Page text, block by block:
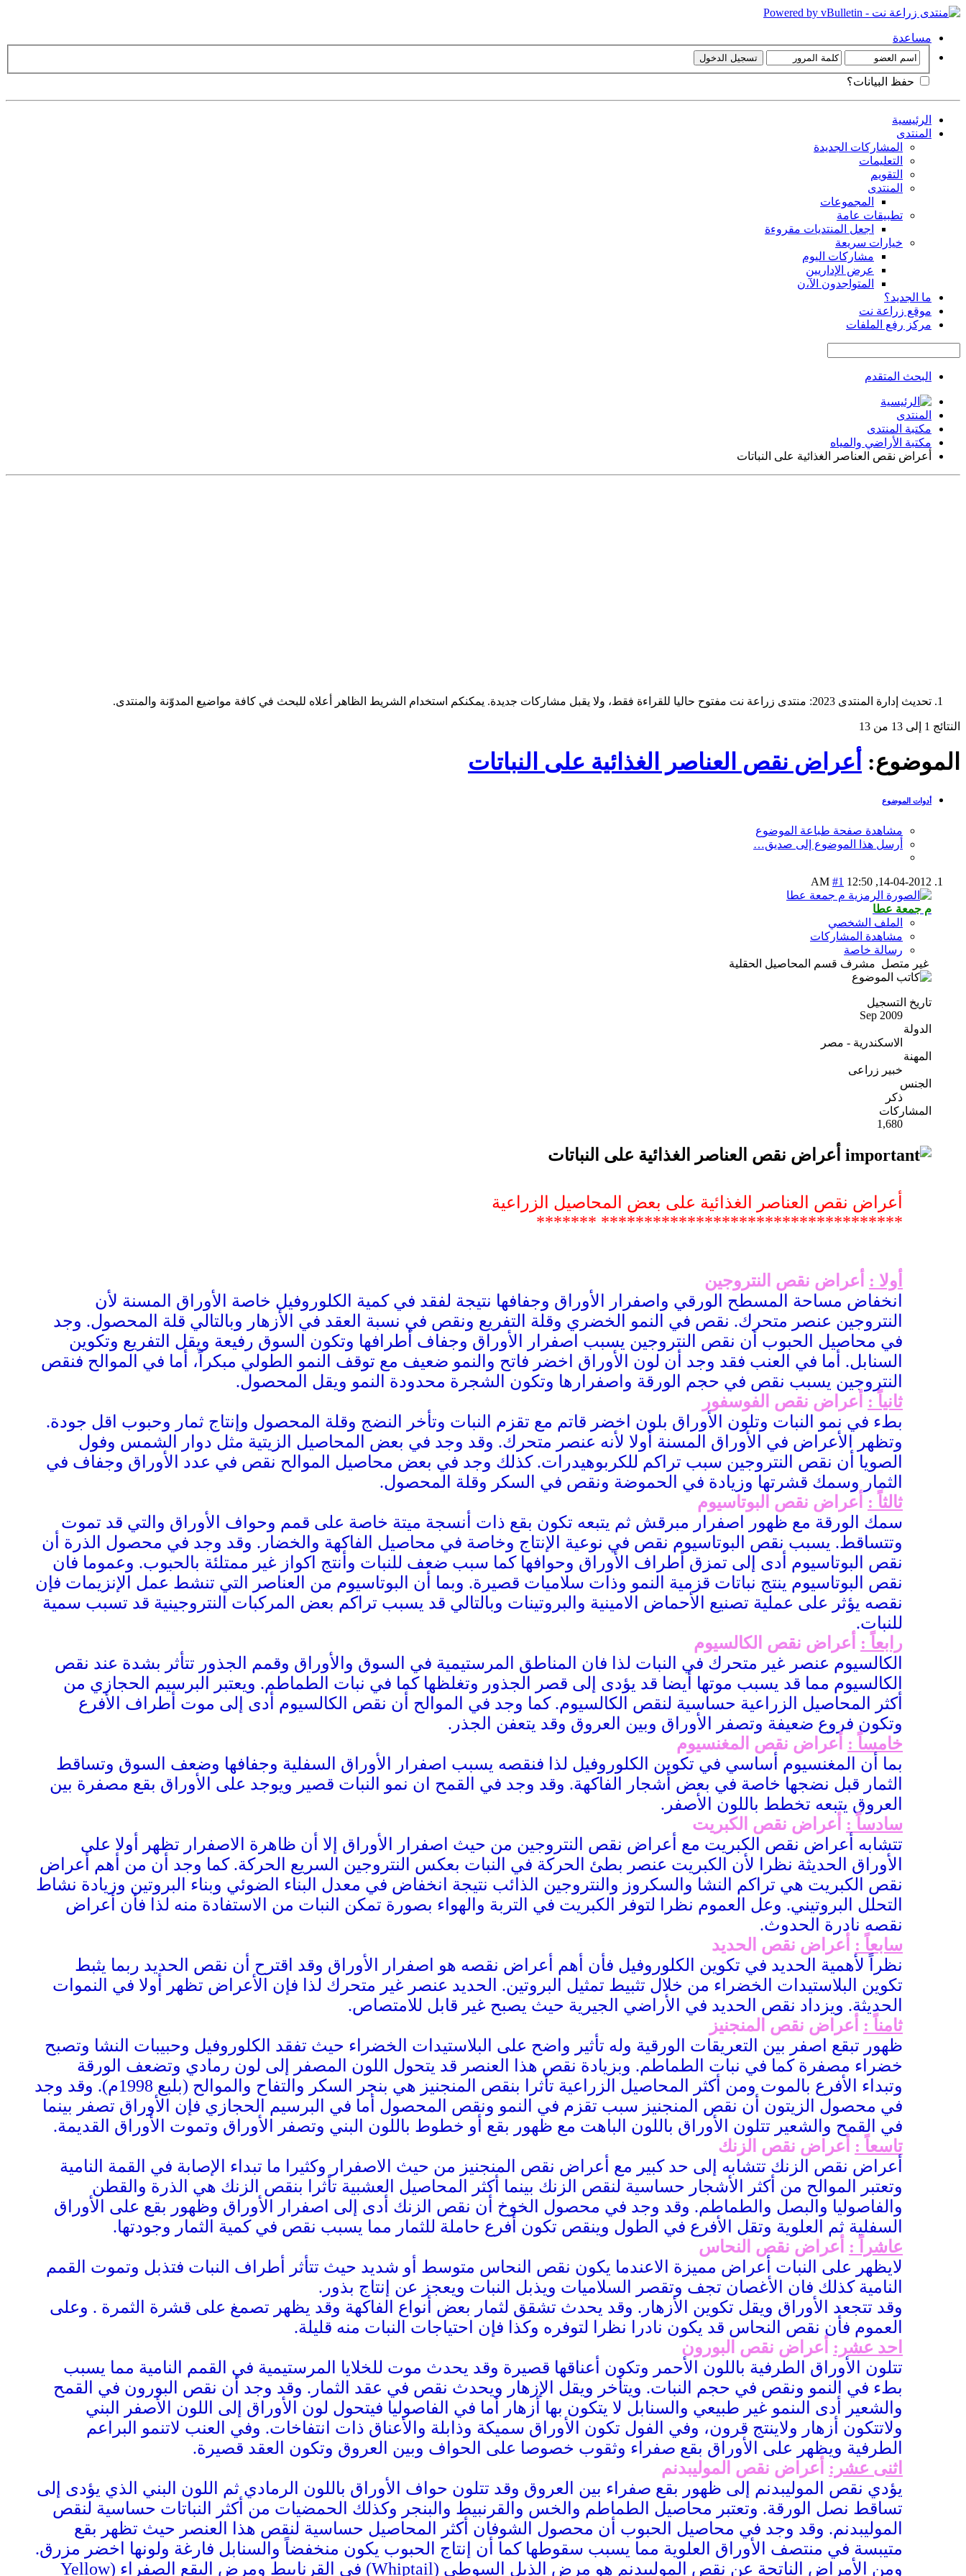
مساعدة
حفظ البيانات؟
الرئيسية
المنتدى
المشاركات الجديدة
التعليمات
التقويم
المنتدى
المجموعات
تطبيقات عامة
اجعل المنتديات مقروءة
خيارات سريعة
مشاركات اليوم
عرض الإداريين
المتواجدون الآ،ن
ما الجديد؟
موقع زراعة نت
مركز رفع الملفات
البحث المتقدم
المنتدى
مكتبة المنتدى
مكتبة الأراضي والمياه
أعراض نقص العناصر الغذائية على النباتات
تحديث إدارة المنتدى 2023: منتدى زراعة نت مفتوح حاليا للقراءة فقط، ولا يقبل مشاركات جديدة. يمكنكم استخدام الشريط الظاهر أعلاه للبحث في كافة مواضيع المدوّنة والمنتدى.
النتائج 1 إلى 13 من 13
الموضوع: أعراض نقص العناصر الغذائية على النباتات
أدوات الموضوع
مشاهدة صفحة طباعة الموضوع
أرسل هذا الموضوع إلى صديق…
14-04-2012,
12:50 AM
#1
م جمعة عطا
الملف الشخصي
مشاهدة المشاركات
رسالة خاصة
غير متصل مشرف قسم المحاصيل الحقلية
تاريخ التسجيل
Sep 2009
الدولة
الاسكندرية - مصر
المهنة
خبير زراعى
الجنس
ذكر
المشاركات
1,680
أعراض نقص العناصر الغذائية على النباتات
أعراض نقص العناصر الغذائية على بعض المحاصيل الزراعية
*********************************** *******
أولا : أعراض نقص النتروجين
انخفاض مساحة المسطح الورقي واصفرار الأوراق وجفافها نتيجة لفقد في كمية الكلوروفيل خاصة الأوراق المسنة لأن
النتروجين عنصر متحرك. نقص في النمو الخضري وقلة التفريع ونقص في نسبة العقد في الأزهار وبالتالي قلة المحصول. وجد
في محاصيل الحبوب أن نقص النتروجين يسبب اصفرار الأوراق وجفاف أطرافها وتكون السوق رفيعة ويقل التفريع وتكوين
السنابل. أما في العنب فقد وجد أن لون الأوراق اخضر فاتح والنمو ضعيف مع توقف النمو الطولي مبكراً، أما في الموالح فنقص
النتروجين يسبب نقص في حجم الورقة واصفرارها وتكون الشجرة محدودة النمو ويقل المحصول.
ثانياً : أعراض نقص الفوسفور
بطء في نمو النبات وتلون الأوراق بلون اخضر قاتم مع تقزم النبات وتأخر النضج وقلة المحصول وإنتاج ثمار وحبوب اقل جودة.
وتظهر الأعراض في الأوراق المسنة أولا لأنه عنصر متحرك. وقد وجد في بعض المحاصيل الزيتية مثل دوار الشمس وفول
الصويا أن نقص النتروجين سبب تراكم للكربوهيدرات. كذلك وجد في بعض محاصيل الموالح نقص في عدد الأوراق وجفاف في
الثمار وسمك قشرتها وزيادة في الحموضة ونقص في السكر وقلة المحصول.
ثالثاً : أعراض نقص البوتاسيوم
سمك الورقة مع ظهور اصفرار مبرقش ثم يتبعه تكون بقع ذات أنسجة ميتة خاصة على قمم وحواف الأوراق والتي قد تموت
وتتساقط. يسبب نقص البوتاسيوم نقص في نوعية الإنتاج وخاصة في محاصيل الفاكهة والخضار. وقد وجد في محصول الذرة أن
نقص البوتاسيوم أدى إلى تمزق أطراف الأوراق وحوافها كما سبب ضعف للنبات وأنتج اكواز غير ممتلئة بالحبوب. وعموما فان
نقص البوتاسيوم ينتج نباتات قزمية النمو وذات سلاميات قصيرة. وبما أن البوتاسيوم من العناصر التي تنشط عمل الإنزيمات فإن
نقصه يؤثر على عملية تصنيع الأحماض الامينية والبروتينات وبالتالي قد يسبب تراكم بعض المركبات النتروجينية قد تسبب سمية
للنبات.
رابعاً : أعراض نقص الكالسيوم
الكالسيوم عنصر غير متحرك في النبات لذا فان المناطق المرستيمية في السوق والأوراق وقمم الجذور تتأثر بشدة عند نقص
الكالسيوم مما قد يسبب موتها أيضا قد يؤدى إلى قصر الجذور وتغلظها كما في نبات الطماطم. ويعتبر البرسيم الحجازي من
أكثر المحاصيل الزراعية حساسية لنقص الكالسيوم. كما وجد في الموالح أن نقص الكالسيوم أدى إلى موت أطراف الأفرع
وتكون فروع ضعيفة وتصفر الأوراق وبين العروق وقد يتعفن الجذر.
خامساً : أعراض نقص المغنسيوم
بما أن المغنسيوم أساسي في تكوين الكلوروفيل لذا فنقصه يسبب اصفرار الأوراق السفلية وجفافها وضعف السوق وتساقط
الثمار قبل نضجها خاصة في بعض أشجار الفاكهة. وقد وجد في القمح ان نمو النبات قصير ويوجد على الأوراق بقع مصفرة بين
العروق يتبعه تخطط باللون الأصفر.
سادساً : أعراض نقص الكبريت
تتشابه أعراض نقص الكبريت مع أعراض نقص النتروجين من حيث اصفرار الأوراق إلا أن ظاهرة الاصفرار تظهر أولا على
الأوراق الحديثة نظرا لأن الكبريت عنصر بطئ الحركة في النبات بعكس النتروجين السريع الحركة. كما وجد أن من أهم أعراض
نقص الكبريت هي تراكم النشا والسكروز والنتروجين الذائب نتيجة انخفاض في معدل البناء الضوئي وبناء البروتين وزيادة نشاط
التحلل البروتيني. وعل العموم نظرا لتوفر الكبريت في التربة والهواء بصورة تمكن النبات من الاستفادة منه لذا فأن أعراض
نقصه نادرة الحدوث.
سابعاً : أعراض نقص الحديد
نظراً لأهمية الحديد في تكوين الكلوروفيل فأن أهم أعراض نقصه هو اصفرار الأوراق وقد اقترح أن نقص الحديد ربما يثبط
تكوين البلاستيدات الخضراء من خلال تثبيط تمثيل البروتين. الحديد عنصر غير متحرك لذا فإن الأعراض تظهر أولا في النموات
الحديثة. ويزداد نقص الحديد في الأراضي الجيرية حيث يصبح غير قابل للامتصاص.
ثامناً : أعراض نقص المنجنيز
ظهور تبقع اصفر بين التعريقات الورقية وله تأثير واضح على البلاستيدات الخضراء حيث تفقد الكلوروفيل وحبيبات النشا وتصبح
خضراء مصفرة كما في نبات الطماطم. وبزيادة نقص هذا العنصر قد يتحول اللون المصفر إلى لون رمادي وتضعف الورقة
وتبداء الأفرع بالموت ومن أكثر المحاصيل الزراعية تأثرا بنقص المنجنيز هي بنجر السكر والتفاح والموالح (بلبع 1998م). وقد وجد
في محصول الزيتون أن نقص المنجنيز سبب تقزم في النمو ونقص المحصول أما في البرسيم الحجازي فإن الأوراق تصفر بينما
في القمح والشعير تتلون الأوراق باللون الباهت مع ظهور بقع أو خطوط باللون البني وتصفر الأوراق وتموت الأوراق القديمة.
تاسعاً : أعراض نقص الزنك
أعراض نقص الزنك تتشابه إلى حد كبير مع أعراض نقص المنجنيز من حيث الاصفرار وكثيرا ما تبداء الإصابة في القمة النامية
وتعتبر الموالح من أكثر الأشجار حساسية لنقص الزنك بينما أكثر المحاصيل العشبية تأثرا بنقص الزنك هي الذرة والقطن
والفاصوليا والبصل والطماطم. وقد وجد في محصول الخوخ أن نقص الزنك أدى إلى اصفرار الأوراق وظهور بقع على الأوراق
السفلية ثم العلوية وتقل الأفرع في الطول وينقص تكون أفرع حاملة للثمار مما يسبب نقص في كمية الثمار وجودتها.
عاشراً : أعراض نقص النحاس
لايظهر على النبات أعراض مميزة الاعندما يكون نقص النحاس متوسط أو شديد حيث تتأثر أطراف النبات فتذبل وتموت القمم
النامية كذلك فان الأغصان تجف وتقصر السلاميات ويذبل النبات ويعجز عن إنتاج بذور.
وقد تتجعد الأوراق ويقل تكوين الأزهار. وقد يحدث تشقق لثمار بعض أنواع الفاكهة وقد يظهر تصمغ على قشرة الثمرة . وعلى
العموم فأن نقص النحاس قد يكون نادرا نظرا لتوفره وكذا فإن احتياجات النبات منه قليلة.
احد عشر: أعراض نقص البورون
تتلون الأوراق الطرفية باللون الأحمر وتكون أعناقها قصيرة وقد يحدث موت للخلايا المرستيمية في القمم النامية مما يسبب
بطء في النمو ونقص في حجم النبات. ويتأخر ويقل الإزهار ويحدث نقص في عقد الثمار. وقد وجد أن نقص البورون في القمح
والشعير أدى الىنمو غير طبيعي والسنابل لا يتكون بها أزهار أما في الفاصوليا فيتحول لون الأوراق إلى اللون الأصفر البني
ولاتتكون أزهار ولاينتج قرون، وفي الفول تكون الأوراق سميكة وذابلة والأعناق ذات انتفاخات. وفي العنب لاتنمو البراعم
الطرفية ويظهر على الأوراق بقع صفراء وثقوب خصوصا على الحواف وبين العروق وتكون العقد قصيرة.
اثنى عشر: أعراض نقص الموليبدنم
يؤدي نقص الموليبدنم إلى ظهور بقع صفراء بين العروق وقد تتلون حواف الأوراق باللون الرمادي ثم اللون البني الذي يؤدى إلى
تساقط نصل الورقة. وتعتبر محاصيل الطماطم والخس والقرنبيط والبنجر وكذلك الحمضيات من أكثر النباتات حساسية لنقص
الموليبدنم. وقد وجد في محاصيل الحبوب أن محصول الشوفان أكثر المحاصيل حساسية لنقص هذا العنصر حيث تظهر بقع
متيبسة في منتصف الأوراق العلوية مما يسبب سقوطها كما أن إنتاج الحبوب يكون منخفضاً والسنابل فارغة ولونها اخضر مزرق.
ومن الأمراض الناتجة عن نقص الموليبدنم هو مرض الذيل السوطي (Whiptail) في القرنابيط ومرض البقع الصفراء (Yellow